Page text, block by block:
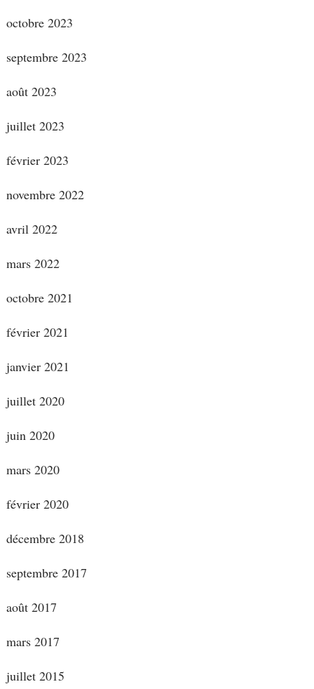
octobre 2023
septembre 2023
août 2023
juillet 2023
février 2023
novembre 2022
avril 2022
mars 2022
octobre 2021
février 2021
janvier 2021
juillet 2020
juin 2020
mars 2020
février 2020
décembre 2018
septembre 2017
août 2017
mars 2017
juillet 2015